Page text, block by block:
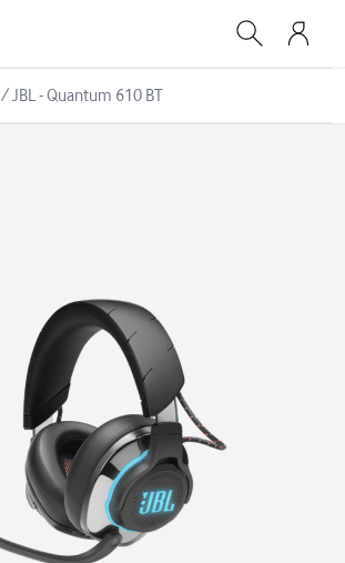
/JBL - Quantum 610 BT